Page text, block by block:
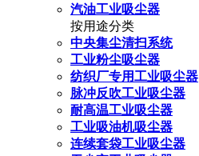
汽油工业吸尘器
按用途分类
中央集尘清扫系统
工业粉尘吸尘器
纺织厂专用工业吸尘器
脉冲反吹工业吸尘器
耐高温工业吸尘器
工业吸油机吸尘器
连续套袋工业吸尘器